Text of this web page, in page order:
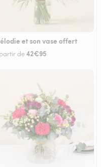
et son vase offert
de42€95